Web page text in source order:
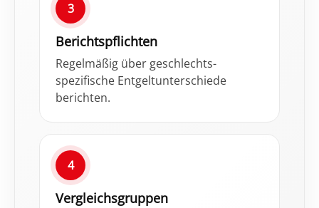
3
Berichtspflichten
Regelmäßig über geschlechts­
spezifische Entgeltunterschiede
berichten.
4
Vergleichsgruppen